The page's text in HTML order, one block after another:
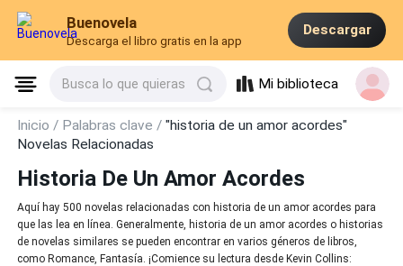
Buenovela
Descarga el libro gratis en la app
Descargar
Busca lo que quieras Mi biblioteca
Inicio / Palabras clave /"historia de un amor acordes"
Novelas Relacionadas
Historia De Un Amor Acordes
Aquí hay 500 novelas relacionadas con historia de un amor acordes para
que las lea en línea. Generalmente, historia de un amor acordes o historias
de novelas similares se pueden encontrar en varios géneros de libros,
como Romance, Fantasía. ¡Comience su lectura desde Kevin Collins: